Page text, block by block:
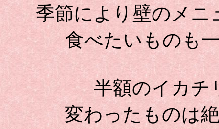
季節により壁のメニ
食べたいものも
半額のイカチ
変わったものは